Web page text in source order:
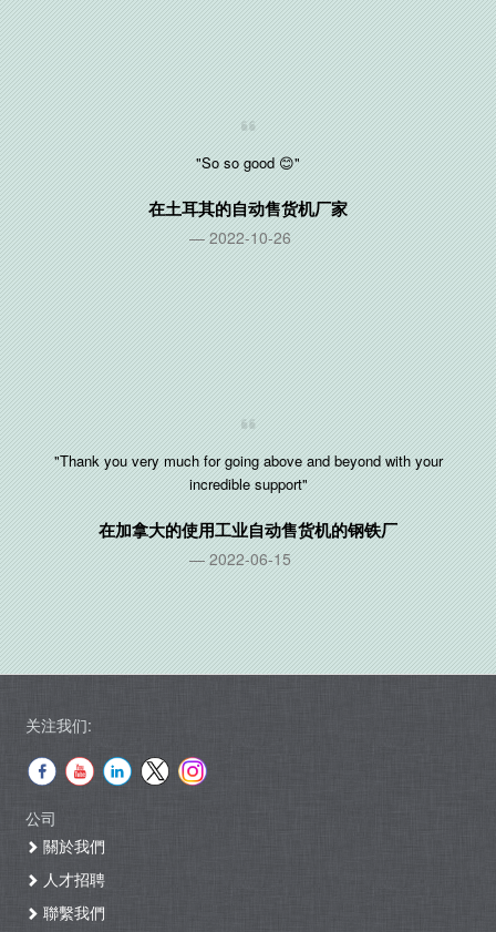
"So so good 😊"
在土耳其的自动售货机厂家
2022-10-26
"Thank you very much for going above and beyond with your
incredible support"
在加拿大的使用工业自动售货机的钢铁厂
2022-06-15
关注我们:
公司
關於我們
人才招聘
聯繫我們